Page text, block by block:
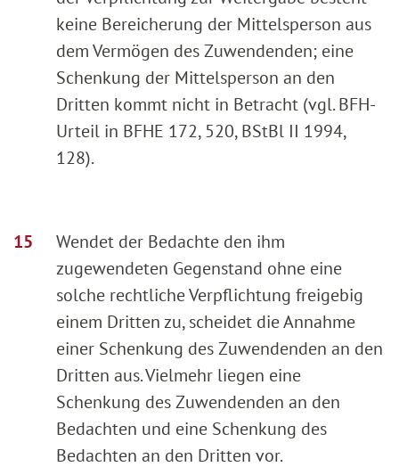
keine Bereicherung der Mittelsperson aus
dem Vermögen des Zuwendenden; eine
Schenkung der Mittelsperson an den
Dritten kommt nicht in Betracht (vgl. BFH-
Urteil in BFHE 172, 520, BStBl II 1994,
128).
Wendet der Bedachte den ihm
zugewendeten Gegenstand ohne eine
solche rechtliche Verpflichtung freigebig
einem Dritten zu, scheidet die Annahme
einer Schenkung des Zuwendenden an den
Dritten aus. Vielmehr liegen eine
Schenkung des Zuwendenden an den
Bedachten und eine Schenkung des
Bedachten an den Dritten vor.